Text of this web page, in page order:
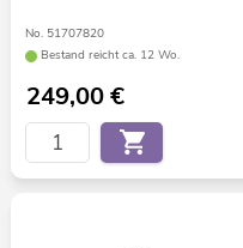
No. 51707820
Bestand reicht ca. 12 Wo.
249,00€